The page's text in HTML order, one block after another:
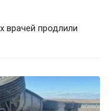
врачей продлили